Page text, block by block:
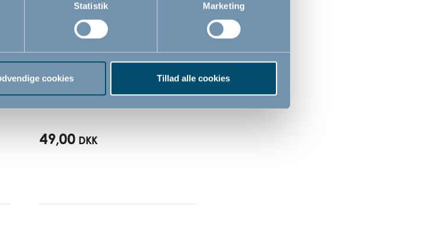
Statistik Marketing
cookies Tillad alle cookies
BabyDan fingerbeskytter
49,00 DKK